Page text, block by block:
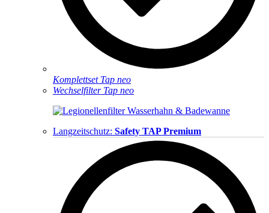
Komplettset Tap neo
Wechselfilter Tap neo
Langzeitschutz: Safety TAP Premium